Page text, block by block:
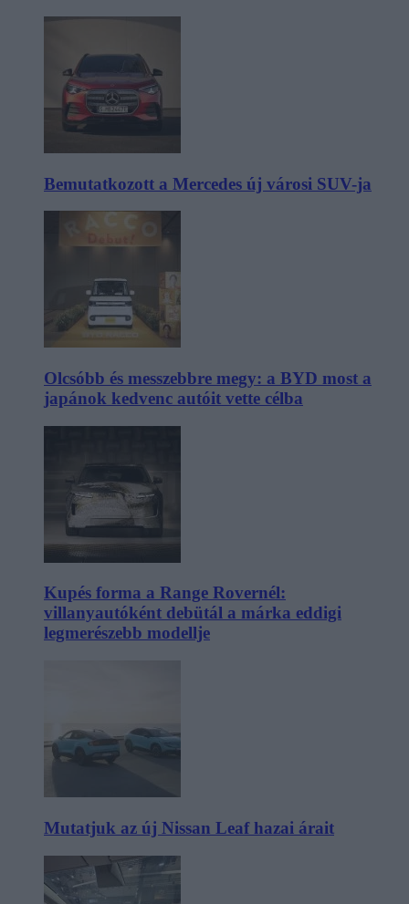
Bemutatkozott a Mercedes új városi SUV-ja
Olcsóbb és messzebbre megy: a BYD most a
japánok kedvenc autóit vette célba
Kupés forma a Range Rovernél:
villanyautóként debütál a márka eddigi
legmerészebb modellje
Mutatjuk az új Nissan Leaf hazai árait